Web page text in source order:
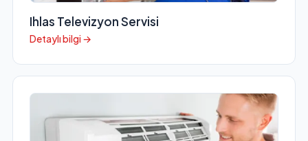
Ihlas Televizyon Servisi
Detaylı bilgi →